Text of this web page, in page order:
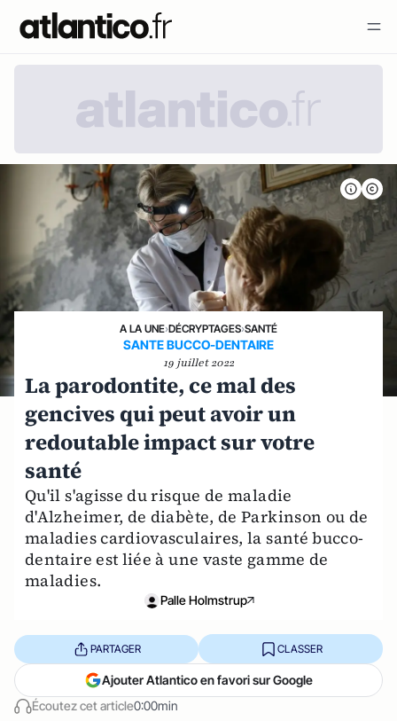
A LA UNE›DÉCRYPTAGES›SANTÉ
SANTE BUCCO-DENTAIRE
19 juillet 2022
La parodontite, ce mal des
gencives qui peut avoir un
redoutable impact sur votre
santé
Qu'il s'agisse du risque de maladie
d'Alzheimer, de diabète, de Parkinson ou de
maladies cardiovasculaires, la santé bucco-
dentaire est liée à une vaste gamme de
maladies.
Palle Holmstrup
Écoutez cet article0:00min
PARTAGER CLASSER
Ajouter Atlantico en favori sur Google